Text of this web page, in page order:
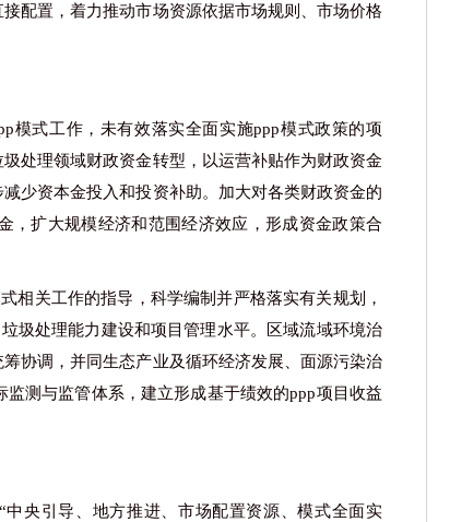
配置，着力推动市场资源依据市场规则、市场价格
模式工作，未有效落实全面实施ppp模式政策的项
处理领域财政资金转型，以运营补贴作为财政资金
少资本金投入和投资补助。加大对各类财政资金的
，扩大规模经济和范围经济效应，形成资金政策合
相关工作的指导，科学编制并严格落实有关规划，
圾处理能力建设和项目管理水平。区域流域环境治
协调，并同生态产业及循环经济发展、面源污染治
测与监管体系，建立形成基于绩效的ppp项目收益
中央引导、地方推进、市场配置资源、模式全面实